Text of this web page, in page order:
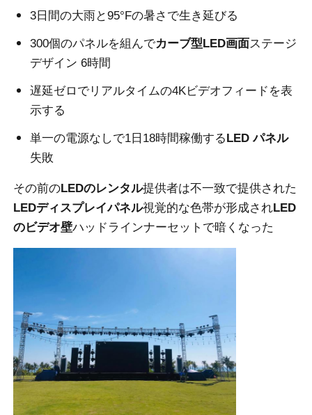
お問い合わせ
ニュース
ケース
引金 を 求め て ください
LED ビデオウォールディスプレイ
LEDディスプレイ画面
ステージLEDスクリーンレンタル
コブLEDビデオ壁
透明なLEDディスプレイ
3日間の大雨と95°Fの暑さで生き延びる
300個のパネルを組んでカーブ型LED画面ステージ
デザイン 6時間
遅延ゼロでリアルタイムの4Kビデオフィードを表
示する
単一の電源なしで1日18時間稼働するLED パネル
失敗
その前のLEDのレンタル提供者は不一致で提供された
LEDディスプレイパネル視覚的な色帯が形成されLED
のビデオ壁ハッドラインナーセットで暗くなった